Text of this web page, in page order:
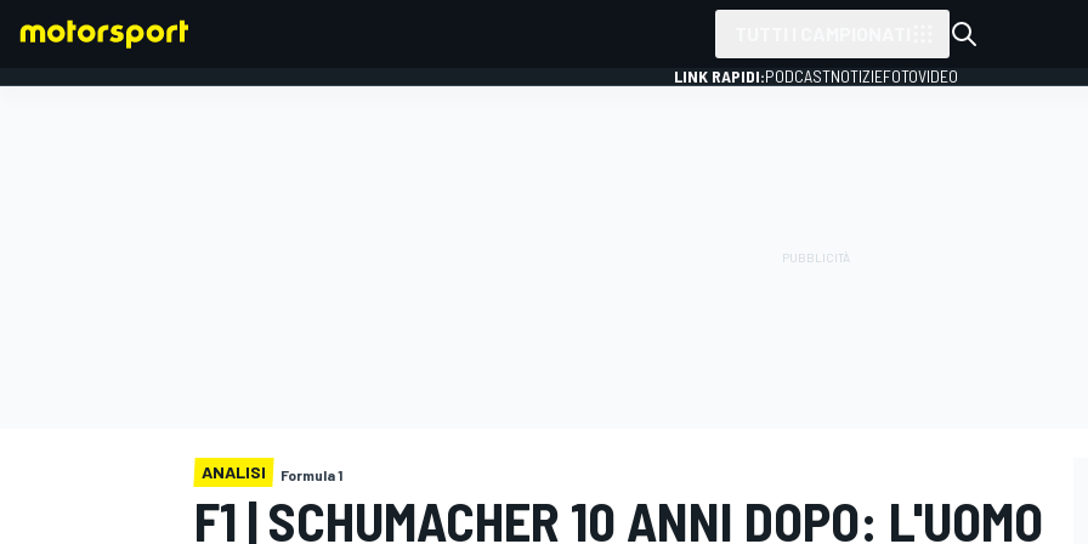
LINK RAPIDI:PODCASTNOTIZIEFOTOVIDEO
ANALISI Formula 1
F1 | SCHUMACHER 10 ANNI DOPO: L'UOMO